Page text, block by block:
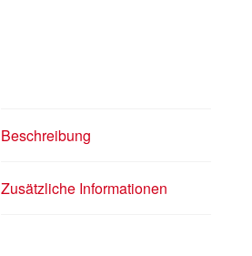
Beschreibung
Zusätzliche Informationen